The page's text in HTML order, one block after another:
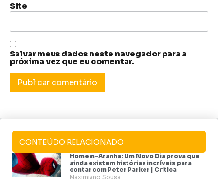
Site
Salvar meus dados neste navegador para a
próxima vez que eu comentar.
CONTEÚDO RELACIONADO
Homem-Aranha: Um Novo Dia prova que
ainda existem histórias incríveis para
contar com Peter Parker | Crítica
Maximiano Sousa